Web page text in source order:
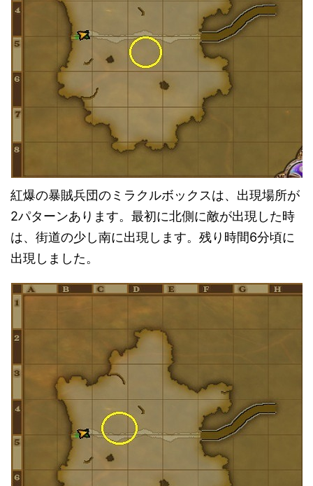
紅爆の暴賊兵団のミラクルボックスは、出現場所が
2パターンあります。最初に北側に敵が出現した時
は、街道の少し南に出現します。残り時間6分頃に
出現しました。